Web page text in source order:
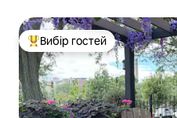
Топ вибір гостей
Вибір гостей